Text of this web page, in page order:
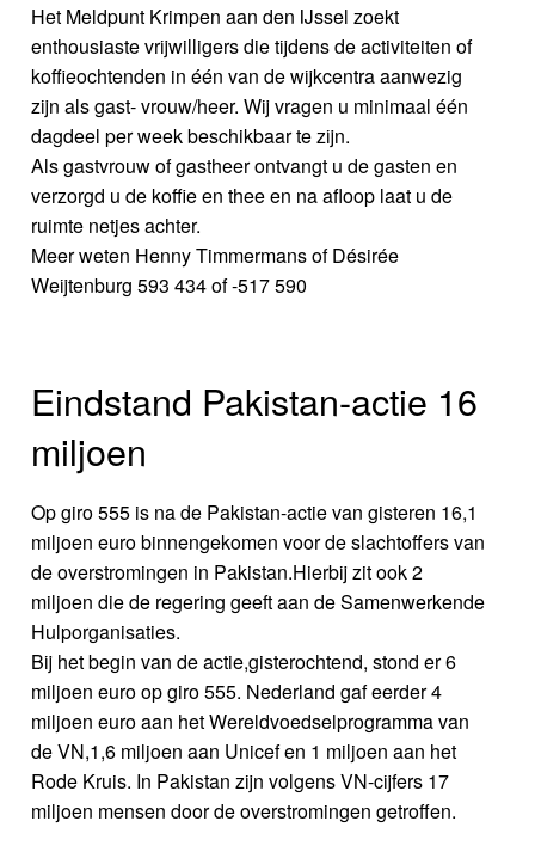
Het Meldpunt Krimpen aan den IJssel zoekt
enthousiaste vrijwilligers die tijdens de activiteiten of
koffieochtenden in één van de wijkcentra aanwezig
zijn als gast- vrouw/heer. Wij vragen u minimaal één
dagdeel per week beschikbaar te zijn.
Als gastvrouw of gastheer ontvangt u de gasten en
verzorgd u de koffie en thee en na afloop laat u de
ruimte netjes achter.
Meer weten Henny Timmermans of Désirée
Weijtenburg 593 434 of -517 590
Eindstand Pakistan-actie 16
miljoen
Op giro 555 is na de Pakistan-actie van gisteren 16,1
miljoen euro binnengekomen voor de slachtoffers van
de overstromingen in Pakistan.Hierbij zit ook 2
miljoen die de regering geeft aan de Samenwerkende
Hulporganisaties.
Bij het begin van de actie,gisterochtend, stond er 6
miljoen euro op giro 555. Nederland gaf eerder 4
miljoen euro aan het Wereldvoedselprogramma van
de VN,1,6 miljoen aan Unicef en 1 miljoen aan het
Rode Kruis. In Pakistan zijn volgens VN-cijfers 17
miljoen mensen door de overstromingen getroffen.